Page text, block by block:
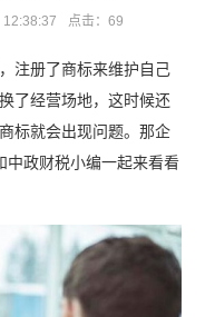
点击： 69
注册了商标来维护自己
了经营场地，这时候还
标就会出现问题。那企
中政财税小编一起来看看